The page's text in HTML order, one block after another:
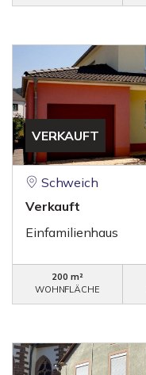
VERKAUFT
Schweich
Verkauft
Einfamilienhaus
200 m²
WOHNFLÄCHE